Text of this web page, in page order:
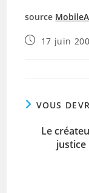
source
Publication
17 juin
VOUS
Le